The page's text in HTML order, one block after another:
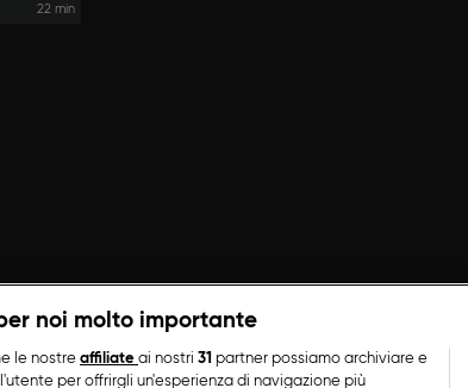
22 min
noi molto importante
le nostre affiliate ai nostri 31 partner possiamo archiviare e
per offrirgli un'esperienza di navigazione più